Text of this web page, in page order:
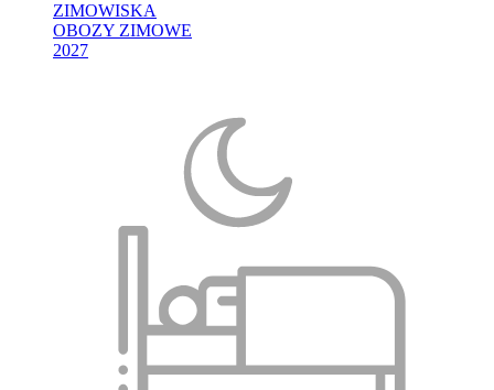
ZIMOWISKA
OBOZY ZIMOWE
2027